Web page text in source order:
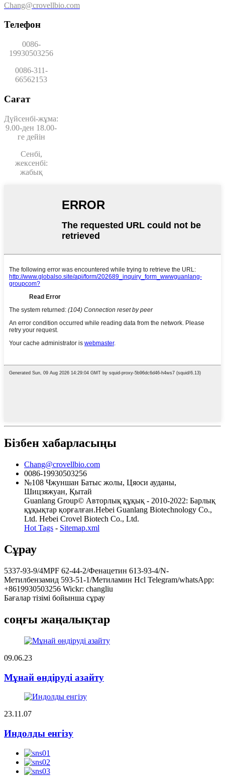
Chang@crovellbio.com
Телефон
0086-
19930503256
0086-311-
66562153
Сағат
Дүйсенбі-жұма:
9.00-ден 18.00-
ге дейін
Сенбі,
жексенбі:
жабық
Бізбен хабарласыңы
Chang@crovellbio.com
0086-19930503256
№108 Чжуншан Батыс жолы, Цяоси ауданы,
Шицзяжуан, Қытай
Guanlang Group© Авторлық құқық - 2010-2022: Барлық
құқықтар қорғалған.Hebei Guanlang Biotechnology Co.,
Ltd. Hebei Crovel Biotech Co., Ltd.
Hot Tags - Sitemap.xml
Сұрау
5337-93-9/4MPF 62-44-2/Фенацетин 613-93-4/N-
Метилбензамид 593-51-1/Метиламин Hcl Telegram/whatsApp:
+8619930503256 Wickr: changliu
Бағалар тізімі бойынша сұрау
соңғы жаңалықтар
09.06.23
Мұнай өндіруді азайту
23.11.07
Индолды енгізу